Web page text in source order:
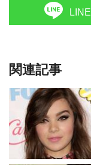
LINE
関連記事